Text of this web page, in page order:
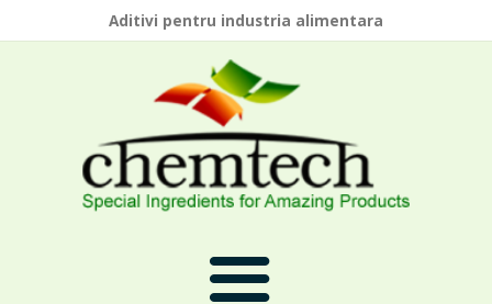
Aditivi pentru industria alimentara